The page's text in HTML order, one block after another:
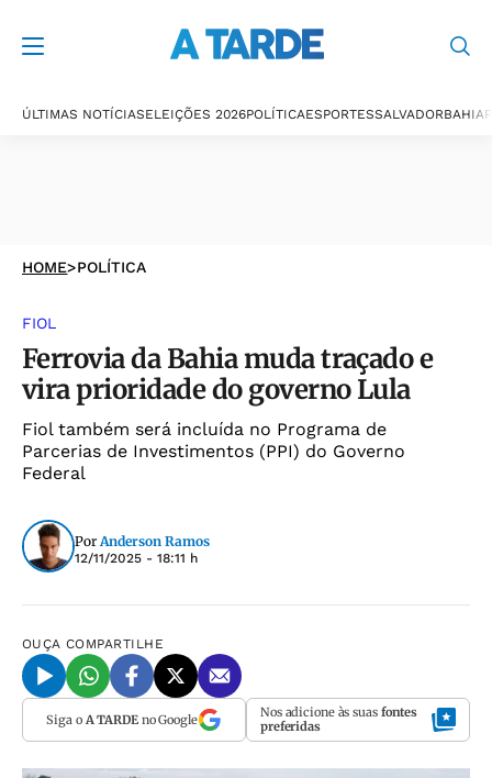
ÚLTIMAS NOTÍCIASELEIÇÕES 2026POLÍTICAESPORTESSALVADORBAHIA
HOME>POLÍTICA
FIOL
Ferrovia da Bahia muda traçado e
vira prioridade do governo Lula
Fiol também será incluída no Programa de
Parcerias de Investimentos (PPI) do Governo
Federal
Por Anderson Ramos
12/11/2025 - 18:11 h
OUÇA COMPARTILHE
Siga o A TARDEno Google Nos adicione às suas fontes
preferidas